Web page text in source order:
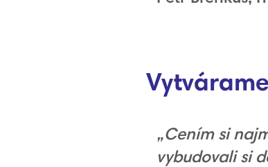
„Cením si
vybudovali si